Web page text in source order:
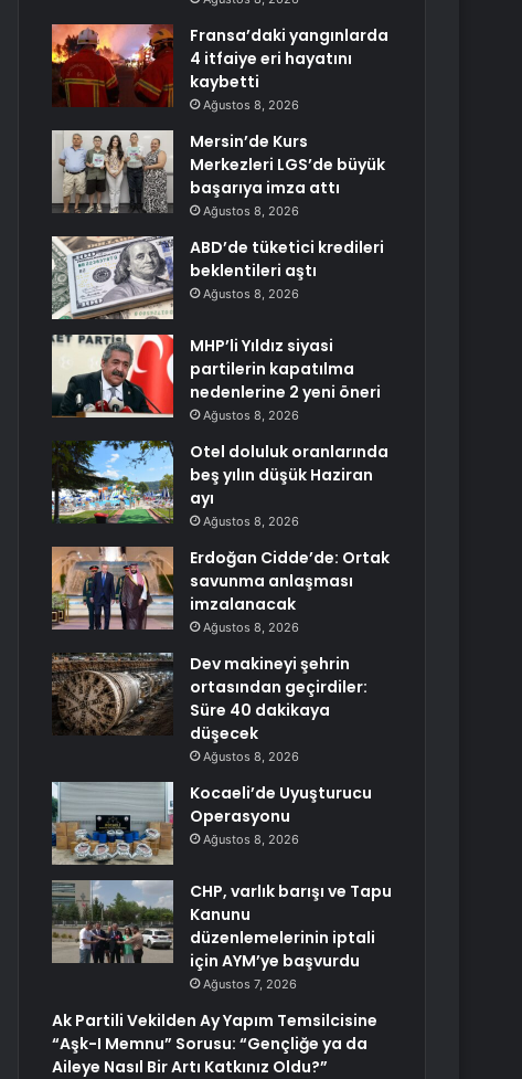
Fransa’daki yangınlarda
4 itfaiye eri hayatını
kaybetti
Ağustos 8, 2026
Mersin’de Kurs
Merkezleri LGS’de büyük
başarıya imza attı
Ağustos 8, 2026
ABD’de tüketici kredileri
beklentileri aştı
Ağustos 8, 2026
MHP’li Yıldız siyasi
partilerin kapatılma
nedenlerine 2 yeni öneri
Ağustos 8, 2026
Otel doluluk oranlarında
beş yılın düşük Haziran
ayı
Ağustos 8, 2026
Erdoğan Cidde’de: Ortak
savunma anlaşması
imzalanacak
Ağustos 8, 2026
Dev makineyi şehrin
ortasından geçirdiler:
Süre 40 dakikaya
düşecek
Ağustos 8, 2026
Kocaeli’de Uyuşturucu
Operasyonu
Ağustos 8, 2026
CHP, varlık barışı ve Tapu
Kanunu
düzenlemelerinin iptali
için AYM’ye başvurdu
Ağustos 7, 2026
Ak Partili Vekilden Ay Yapım Temsilcisine
“Aşk-I Memnu” Sorusu: “Gençliğe ya da
Aileye Nasıl Bir Artı Katkınız Oldu?”